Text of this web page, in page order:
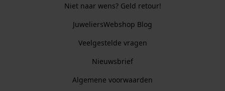
Niet naar wens? Geld retour!
JuweliersWebshop Blog
Veelgestelde vragen
Nieuwsbrief
Algemene voorwaarden